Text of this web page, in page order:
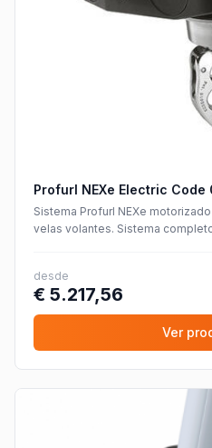
Profurl NEXe Electric Code
Sistema Profurl NEXe
velas volantes. Sistema
desde
€ 5.217,56
Ver